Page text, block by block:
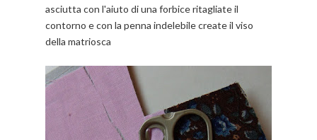
asciutta con l'aiuto di una forbice ritagliate il
contorno e con la penna indelebile create il viso
della matriosca